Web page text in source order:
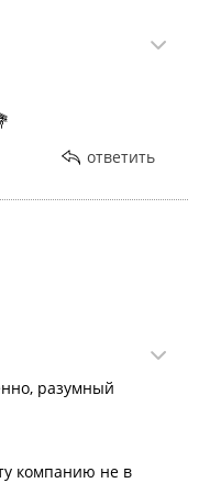
ответить
разумный
компанию не в